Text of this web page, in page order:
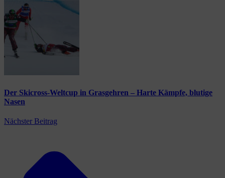
Der Skicross-Weltcup in Grasgehren – Harte Kämpfe, blutige
Nasen
Nächster Beitrag